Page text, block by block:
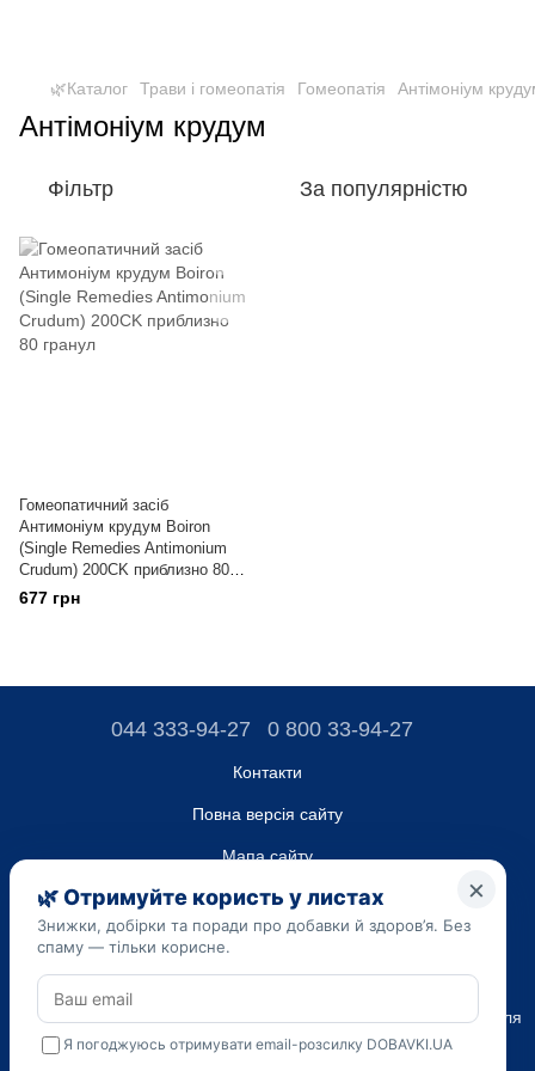
🌿Каталог Трави і гомеопатія Гомеопатія Антімоніум
Антімоніум крудум
Фільтр За популярністю
Гомеопатичний засіб
Антимоніум крудум Boiron
(Single Remedies Antimonium
Crudum) 200CK приблизно 80
гранул
677 грн
044 333-94-27 0 800 33-94-27
Контакти
Повна версія сайту
Мапа сайту
ТОВ “ДО ЮА”,
Код ЄДРПОУ 45223262
Дата реєстрації 14.09.2023
Наведена на сайті dobavki.ua інформація носить виключно
Ознайомчий характер. Не використовуйте нашу інформацію для
діагностики та лікування. Тільки ваш Лікуючий лікар може